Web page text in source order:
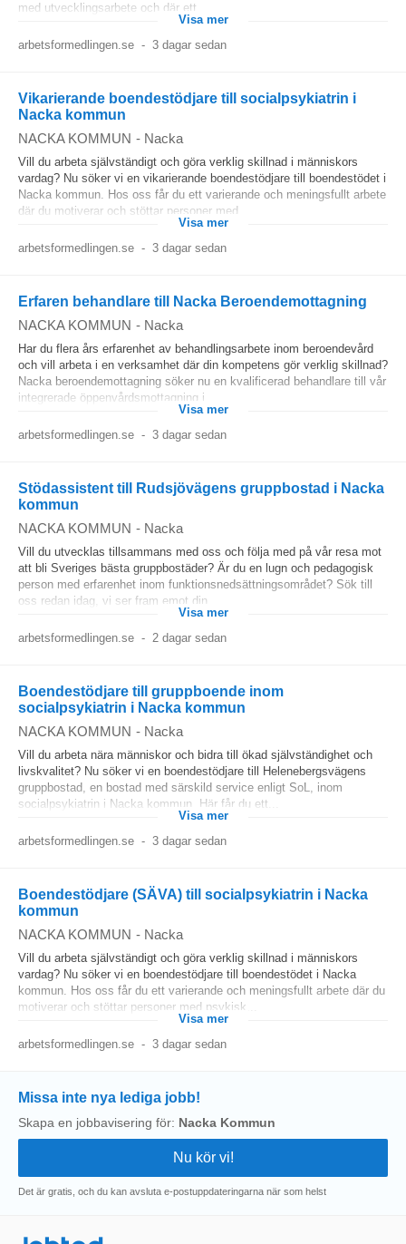
med utvecklingsarbete och där ett...
Visa mer
arbetsformedlingen.se - 3 dagar sedan
Vikarierande boendestödjare till socialpsykiatrin i
Nacka kommun
NACKA KOMMUN - Nacka
Vill du arbeta självständigt och göra verklig skillnad i människors
vardag? Nu söker vi en vikarierande boendestödjare till boendestödet i
Nacka kommun. Hos oss får du ett varierande och meningsfullt arbete
där du motiverar och stöttar personer med...
Visa mer
arbetsformedlingen.se - 3 dagar sedan
Erfaren behandlare till Nacka Beroendemottagning
NACKA KOMMUN - Nacka
Har du flera års erfarenhet av behandlingsarbete inom beroendevård
och vill arbeta i en verksamhet där din kompetens gör verklig skillnad?
Nacka beroendemottagning söker nu en kvalificerad behandlare till vår
integrerade öppenvårdsmottagning i...
Visa mer
arbetsformedlingen.se - 3 dagar sedan
Stödassistent till Rudsjövägens gruppbostad i Nacka
kommun
NACKA KOMMUN - Nacka
Vill du utvecklas tillsammans med oss och följa med på vår resa mot
att bli Sveriges bästa gruppbostäder? Är du en lugn och pedagogisk
person med erfarenhet inom funktionsnedsättningsområdet? Sök till
oss redan idag, vi ser fram emot din...
Visa mer
arbetsformedlingen.se - 2 dagar sedan
Boendestödjare till gruppboende inom
socialpsykiatrin i Nacka kommun
NACKA KOMMUN - Nacka
Vill du arbeta nära människor och bidra till ökad självständighet och
livskvalitet? Nu söker vi en boendestödjare till Helenebergsvägens
gruppbostad, en bostad med särskild service enligt SoL, inom
socialpsykiatrin i Nacka kommun. Här får du ett...
Visa mer
arbetsformedlingen.se - 3 dagar sedan
Boendestödjare (SÄVA) till socialpsykiatrin i Nacka
kommun
NACKA KOMMUN - Nacka
Vill du arbeta självständigt och göra verklig skillnad i människors
vardag? Nu söker vi en boendestödjare till boendestödet i Nacka
kommun. Hos oss får du ett varierande och meningsfullt arbete där du
motiverar och stöttar personer med psykisk...
Visa mer
arbetsformedlingen.se - 3 dagar sedan
Missa inte nya lediga jobb!
Skapa en jobbavisering för: Nacka Kommun
Det är gratis, och du kan avsluta e-postuppdateringarna när som helst